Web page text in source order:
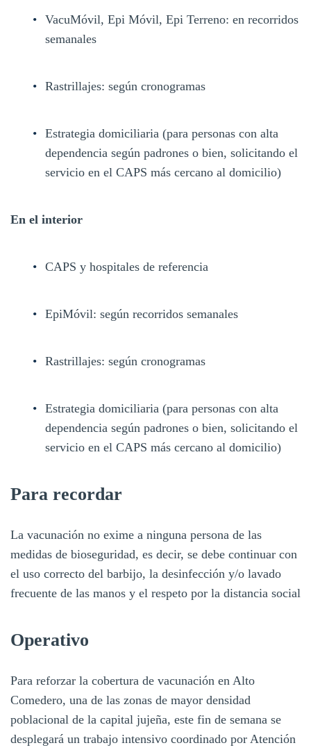
VacuMóvil, Epi Móvil, Epi Terreno: en recorridos
semanales
Rastrillajes: según cronogramas
Estrategia domiciliaria (para personas con alta
dependencia según padrones o bien, solicitando el
servicio en el CAPS más cercano al domicilio)
En el interior
CAPS y hospitales de referencia
EpiMóvil: según recorridos semanales
Rastrillajes: según cronogramas
Estrategia domiciliaria (para personas con alta
dependencia según padrones o bien, solicitando el
servicio en el CAPS más cercano al domicilio)
Para recordar
La vacunación no exime a ninguna persona de las
medidas de bioseguridad, es decir, se debe continuar con
el uso correcto del barbijo, la desinfección y/o lavado
frecuente de las manos y el respeto por la distancia social
Operativo
Para reforzar la cobertura de vacunación en Alto
Comedero, una de las zonas de mayor densidad
poblacional de la capital jujeña, este fin de semana se
desplegará un trabajo intensivo coordinado por Atención